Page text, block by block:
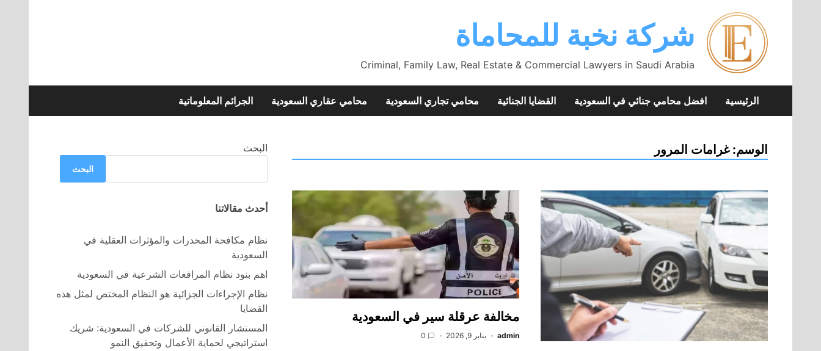
content
شركة نخبة للمحاماة
Criminal, Family Law, Real Estate & Commercial Lawyers in Saudi Arabia
الرئيسية افضل محامي جنائي في السعودية القضايا الجنائية محامي تجاري السعودية محامي عقاري السعودية الجرائم المعلوماتية
الوسم:غرامات المرور
مخالفة عرقلة سير في السعودية
admin يناير 9, 2026 0
البحث
البحث
أحدث مقالاتنا
نظام مكافحة المخدرات والمؤثرات العقلية في
السعودية
اهم بنود نظام المرافعات الشرعية في السعودية
نظام الإجراءات الجزائية هو النظام المختص لمثل هذه
القضايا
المستشار القانوني للشركات في السعودية: شريك
استراتيجي لحماية الأعمال وتحقيق النمو